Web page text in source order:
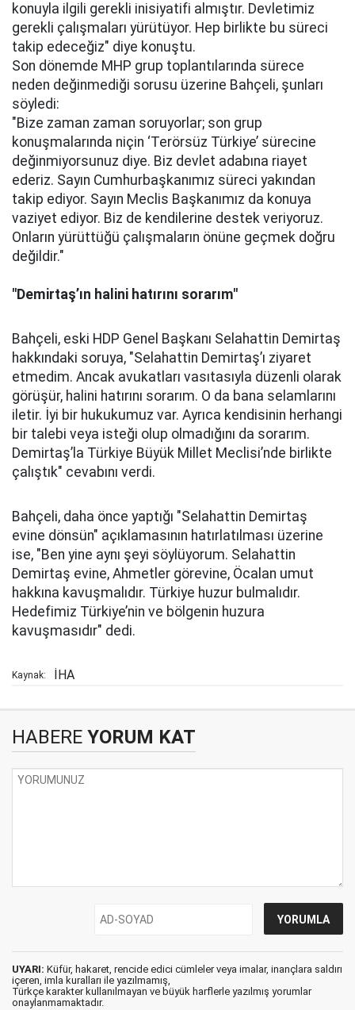
konuyla ilgili gerekli inisiyatifi almıştır. Devletimiz
gerekli çalışmaları yürütüyor. Hep birlikte bu süreci
takip edeceğiz" diye konuştu.
Son dönemde MHP grup toplantılarında sürece
neden değinmediği sorusu üzerine Bahçeli, şunları
söyledi:
"Bize zaman zaman soruyorlar; son grup
konuşmalarında niçin ‘Terörsüz Türkiye’ sürecine
değinmiyorsunuz diye. Biz devlet adabına riayet
ederiz. Sayın Cumhurbaşkanımız süreci yakından
takip ediyor. Sayın Meclis Başkanımız da konuya
vaziyet ediyor. Biz de kendilerine destek veriyoruz.
Onların yürüttüğü çalışmaların önüne geçmek doğru
değildir."
"Demirtaş’ın halini hatırını sorarım"
Bahçeli, eski HDP Genel Başkanı Selahattin Demirtaş
hakkındaki soruya, "Selahattin Demirtaş’ı ziyaret
etmedim. Ancak avukatları vasıtasıyla düzenli olarak
görüşür, halini hatırını sorarım. O da bana selamlarını
iletir. İyi bir hukukumuz var. Ayrıca kendisinin herhangi
bir talebi veya isteği olup olmadığını da sorarım.
Demirtaş’la Türkiye Büyük Millet Meclisi’nde birlikte
çalıştık" cevabını verdi.
Bahçeli, daha önce yaptığı "Selahattin Demirtaş
evine dönsün" açıklamasının hatırlatılması üzerine
ise, "Ben yine aynı şeyi söylüyorum. Selahattin
Demirtaş evine, Ahmetler görevine, Öcalan umut
hakkına kavuşmalıdır. Türkiye huzur bulmalıdır.
Hedefimiz Türkiye’nin ve bölgenin huzura
kavuşmasıdır" dedi.
Kaynak: İHA
HABERE YORUM KAT
UYARI: Küfür, hakaret, rencide edici cümleler veya imalar, inançlara saldırı
içeren, imla kuralları ile yazılmamış,
Türkçe karakter kullanılmayan ve büyük harflerle yazılmış yorumlar
onaylanmamaktadır.